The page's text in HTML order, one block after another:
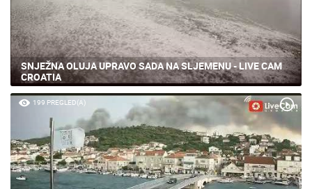
SNJEŽNA OLUJA UPRAVO SADA NA SLJEMENU - LIVE CAM
CROATIA
199 PREGLED(A)